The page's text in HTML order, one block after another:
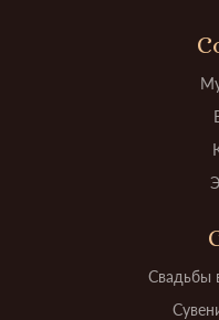
Свадьбы